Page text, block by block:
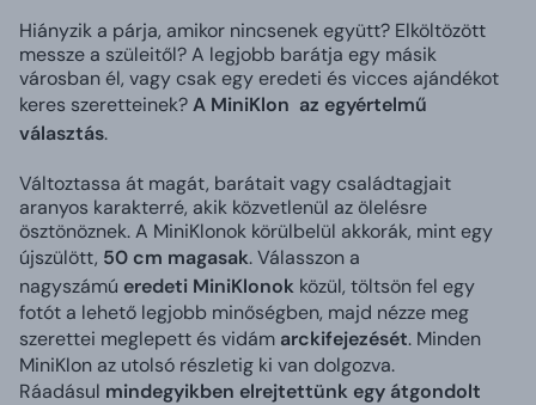
Hiányzik a párja, amikor nincsenek együtt? Elköltözött
messze a szüleitől? A legjobb barátja egy másik
városban él, vagy csak egy eredeti és vicces ajándékot
keres szeretteinek?A MiniKlon az egyértelmű
választás.
Változtassa át magát, barátait vagy családtagjait
aranyos karakterré, akik közvetlenül az ölelésre
ösztönöznek. A MiniKlonok körülbelül akkorák, mint egy
újszülött, 50 cm magasak. Válasszon a
nagyszámú eredeti MiniKlonok közül, töltsön fel egy
fotót a lehető legjobb minőségben, majd nézze meg
szerettei meglepett és vidám arckifejezését. Minden
MiniKlon az utolsó részletig ki van dolgozva.
Ráadásul mindegyikben elrejtettünk egy átgondolt